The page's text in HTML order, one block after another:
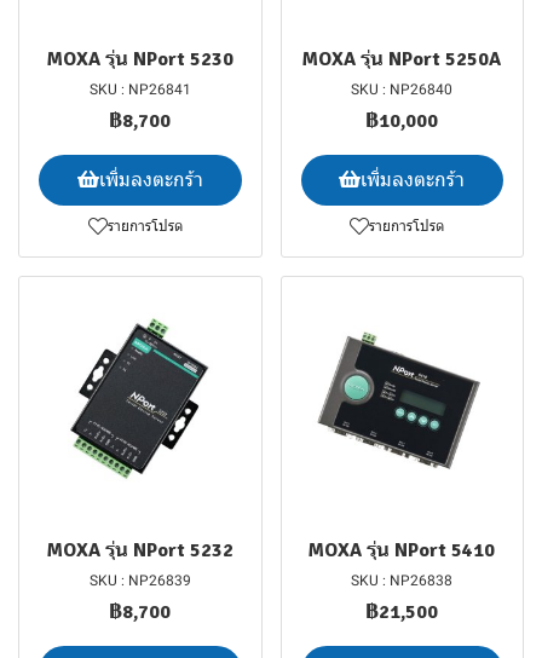
MOXA รุ่น NPort 5230
SKU : NP26841
฿8,700
เพิ่มลงตะกร้า
รายการโปรด
MOXA รุ่น NPort 5250A
SKU : NP26840
฿10,000
เพิ่มลงตะกร้า
รายการโปรด
MOXA รุ่น NPort 5232
SKU : NP26839
฿8,700
MOXA รุ่น NPort 5410
SKU : NP26838
฿21,500